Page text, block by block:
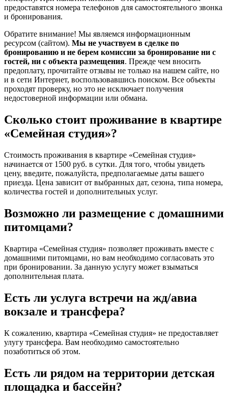
предоставятся номера телефонов для самостоятельного звонка
и бронирования.
Обратите внимание! Мы являемся информационным
ресурсом (сайтом). Мы не участвуем в сделке по
бронированию и не берем комиссии за бронирование ни с
гостей, ни с объекта размещения. Прежде чем вносить
предоплату, прочитайте отзывы не только на нашем сайте, но
и в сети Интернет, воспользовавшись поиском. Все объекты
проходят проверку, но это не исключает получения
недостоверной информации или обмана.
Сколько стоит проживание в квартире
«Семейная студия»?
Стоимость проживания в квартире «Семейная студия»
начинается от 1500 руб. в сутки. Для того, чтобы увидеть
цену, введите, пожалуйста, предполагаемые даты вашего
приезда. Цена зависит от выбранных дат, сезона, типа номера,
количества гостей и дополнительных услуг.
Возможно ли размещение с домашними
питомцами?
Квартира «Семейная студия» позволяет проживать вместе с
домашними питомцами, но вам необходимо согласовать это
при бронировании. За данную услугу может взыматься
дополнительная плата.
Есть ли услуга встречи на жд/авиа
вокзале и трансфера?
К сожалению, квартира «Семейная студия» не предоставляет
улугу трансфера. Вам необходимо самостоятельно
позаботиться об этом.
Есть ли рядом на территории детская
площадка и бассейн?